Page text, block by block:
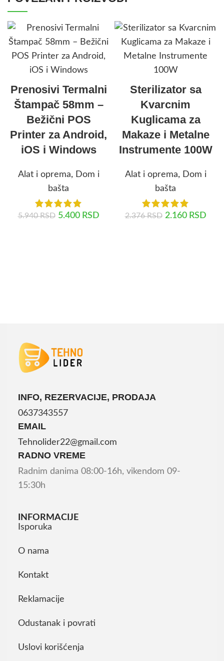
Prenosivi Termalni
Štampač 58mm –
Bežični POS
Printer za Android,
iOS i Windows
Alat i oprema, Dom i
bašta
5.940RSD 5.400 RSD
Sterilizator sa
Kvarcnim
Kuglicama za
Makaze i Metalne
Instrumente 100W
Alat i oprema, Dom i
bašta
2.376RSD 2.160 RSD
INFO, REZERVACIJE, PRODAJA
0637343557
EMAIL
Tehnolider22@gmail.com
RADNO VREME
Radnim danima 08:00-16h, vikendom 09-
15:30h
INFORMACIJE
Isporuka
O nama
Kontakt
Reklamacije
Odustanak i povrati
Uslovi korišćenja